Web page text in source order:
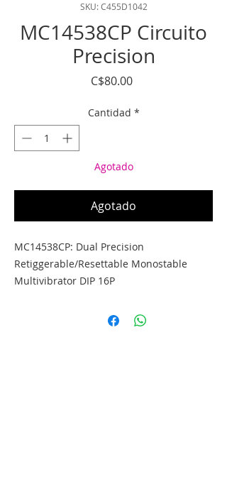
SKU: C455D1042
MC14538CP Circuito
Precision
C$80.00Precio
Cantidad *
Agotado
Agotado
MC14538CP: Dual Precision
Retiggerable/Resettable Monostable
Multivibrator DIP 16P